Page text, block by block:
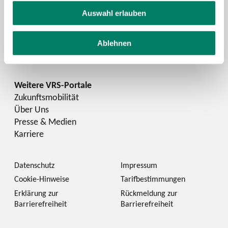
Auswahl erlauben
Ablehnen
YouTube
LinkedIn
Zukunftsmobilität
Über Uns
Presse & Medien
Karriere
Datenschutz
Impressum
Cookie-Hinweise
Tarifbestimmungen
Erklärung zur
Barrierefreiheit
Rückmeldung zur
Barrierefreiheit